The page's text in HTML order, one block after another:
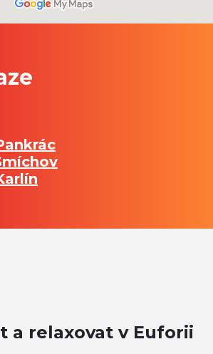
a relaxovat v Euforii